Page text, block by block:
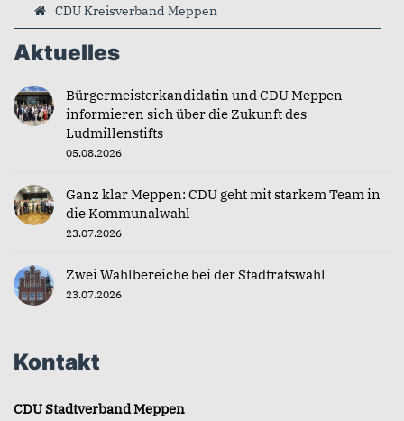
CDU Kreisverband Meppen
Aktuelles
Bürgermeisterkandidatin und CDU Meppen
informieren sich über die Zukunft des
Ludmillenstifts
05.08.2026
Ganz klar Meppen: CDU geht mit starkem Team in
die Kommunalwahl
23.07.2026
Zwei Wahlbereiche bei der Stadtratswahl
23.07.2026
Kontakt
CDU Stadtverband Meppen